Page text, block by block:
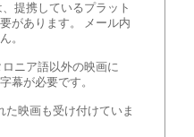
提携しているプラット
があります。 メール内
。
ニア語以外の映画に
幕が必要です。
映画も受け付けていま